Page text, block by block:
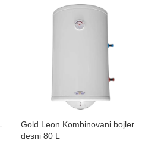
Gold Leon Kombinovani bojler
desni 80 L